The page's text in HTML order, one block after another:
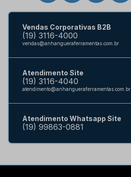
Vendas Corporativas B2B
(19) 3116-4000
vendas@anhangueraferramentas.com.br
Atendimento Site
(19) 3116-4040
atendimento@anhangueraferramentas.com.br
Atendimento Whatsapp Site
(19) 99863-0881